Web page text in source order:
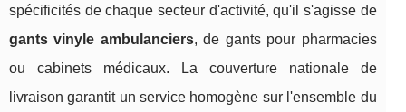
spécificités de chaque secteur d'activité, qu'il s'agisse de
gants vinyle ambulanciers, de gants pour pharmacies
ou cabinets médicaux. La couverture nationale de
livraison garantit un service homogène sur l'ensemble du